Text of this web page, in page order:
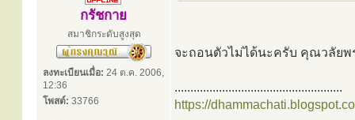
กรัชกาย
สมาชิกระดับสูงสุด
ลงทะเบียนเมื่อ: 24 ต.ค. 2006,
12:36
โพสต์: 33766
จะถอนตัวไม่ได้นะครับ คุณวลัยพ
.....................................................
https://